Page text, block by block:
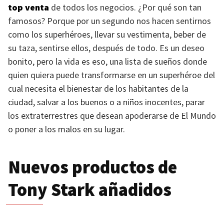
top venta de todos los negocios. ¿Por qué son tan
famosos? Porque por un segundo nos hacen sentirnos
como los superhéroes, llevar su vestimenta, beber de
su taza, sentirse ellos, después de todo. Es un deseo
bonito, pero la vida es eso, una lista de sueños donde
quien quiera puede transformarse en un superhéroe del
cual necesita el bienestar de los habitantes de la
ciudad, salvar a los buenos o a niños inocentes, parar
los extraterrestres que desean apoderarse de El Mundo
o poner a los malos en su lugar.
Nuevos productos de
Tony Stark añadidos